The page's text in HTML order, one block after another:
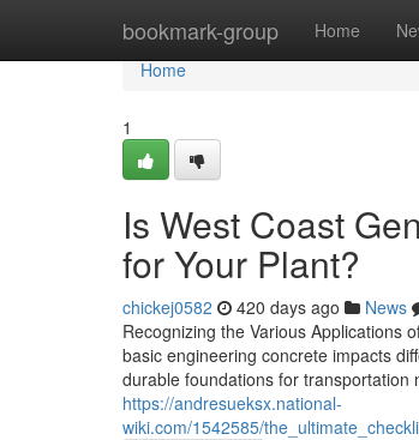
bookmark-group Home
Home
Home
1
Is West Coast
for Your Plant?
chickej0582 420 days ago News
Recognizing the Various Applications
basic engineering concrete impacts
durable foundations for transportation
https://andresueksx.national-
wiki.com/1542585/